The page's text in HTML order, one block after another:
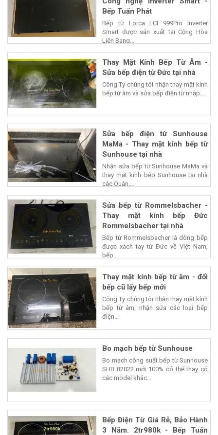
Bếp Tuấn Phát
Bếp từ Lorca LCI 999Pro Inverter
Smart được sản xuất tại Cộng Hòa
Liên Bang...
Thay Mặt Kính Bếp Từ Âm -
Sửa bếp điện từ Đức tại nhà
Công Ty chúng tôi nhận thay mặt kính
bếp từ âm và sửa bếp điện từ nhập...
Sửa bếp điện từ Sunhouse
MaMa - Thay mặt kính bếp từ
Sunhouse tại nhà
Nhận sửa bếp từ Sunhouse MaMa và
thay mặt kính bếp Sunhouse tại nhà
các Quận,...
Sửa bếp từ Rommelsbacher -
Thay mặt kính bếp Đức
Rommelsbacher tại nhà
Bếp từ Rommelsbacher là dòng bếp
được xách tay từ Đức về Việt Nam,
bếp...
Thay mặt kính bếp từ âm - đổi
bếp cũ lấy bếp mới
Công Ty chúng tôi nhận thay mặt kính
bếp từ âm, nhận sửa các loại bếp
điện...
Bo mạch bếp từ Sunhouse
Bo mạch công suất bếp từ Sunhouse
SHB 82022 mới 100% có thể thay có
các model khác...
Bếp Điện Từ Giá Rẻ, Bảo Hành
3 Năm. 2tr980k - Bếp Tuấn